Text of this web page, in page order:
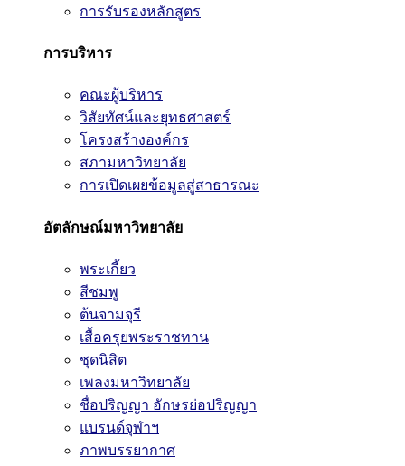
การรับรองหลักสูตร
การบริหาร
คณะผู้บริหาร
วิสัยทัศน์และยุทธศาสตร์
โครงสร้างองค์กร
สภามหาวิทยาลัย
การเปิดเผยข้อมูลสู่สาธารณะ
อัตลักษณ์มหาวิทยาลัย
พระเกี้ยว
สีชมพู
ต้นจามจุรี
เสื้อครุยพระราชทาน
ชุดนิสิต
เพลงมหาวิทยาลัย
ชื่อปริญญา อักษรย่อปริญญา
แบรนด์จุฬาฯ
ภาพบรรยากาศ